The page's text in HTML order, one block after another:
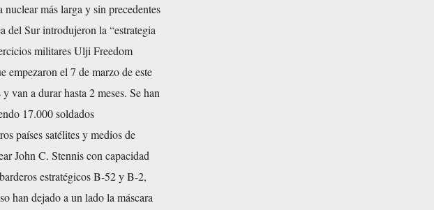
más larga y sin precedentes
del Sur introdujeron la “estrategia
militares Ulji Freedom
el 7 de marzo de este
van a durar hasta 2 meses. Se han
17.000 soldados
países satélites y medios de
John C. Stennis con capacidad
estratégicos B-52 y B-2,
han dejado a un lado la máscara